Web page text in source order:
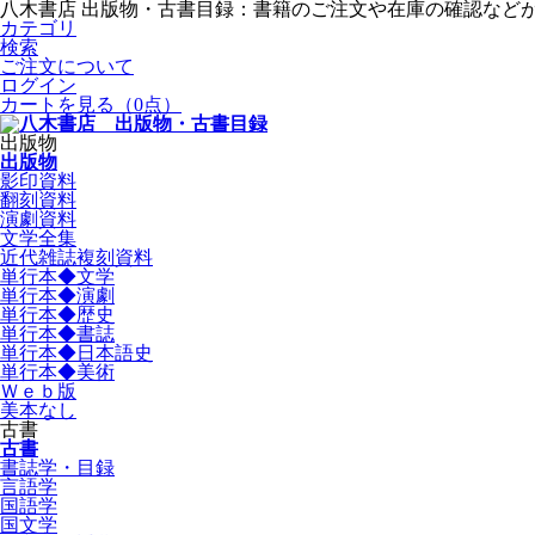
八木書店 出版物・古書目録：書籍のご注文や在庫の確認など
カテゴリ
検索
ご注文について
ログイン
カートを見る
（0点）
出版物
出版物
影印資料
翻刻資料
演劇資料
文学全集
近代雑誌複刻資料
単行本◆文学
単行本◆演劇
単行本◆歴史
単行本◆書誌
単行本◆日本語史
単行本◆美術
Ｗｅｂ版
美本なし
古書
古書
書誌学・目録
言語学
国語学
国文学